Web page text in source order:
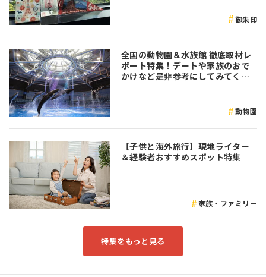
御朱印
全国の動物園＆水族館 徹底取材レ
ポート特集！デートや家族のおで
かけなど是非参考にしてみてくだ
動物園
【子供と海外旅行】現地ライター
＆経験者おすすめスポット特集
家族・ファミリー
特集をもっと見る